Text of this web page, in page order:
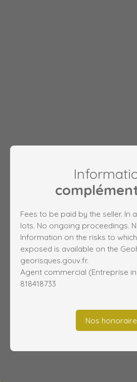
Fees to be paid by the seller. In
lots. No ongoing proceedings.
Information on the risks to
exposed is available on the
georisques.gouv.fr.
Agent commercial (Entreprise
818418733
Nos